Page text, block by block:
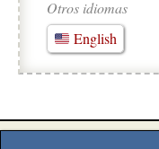
Otros idiomas
English